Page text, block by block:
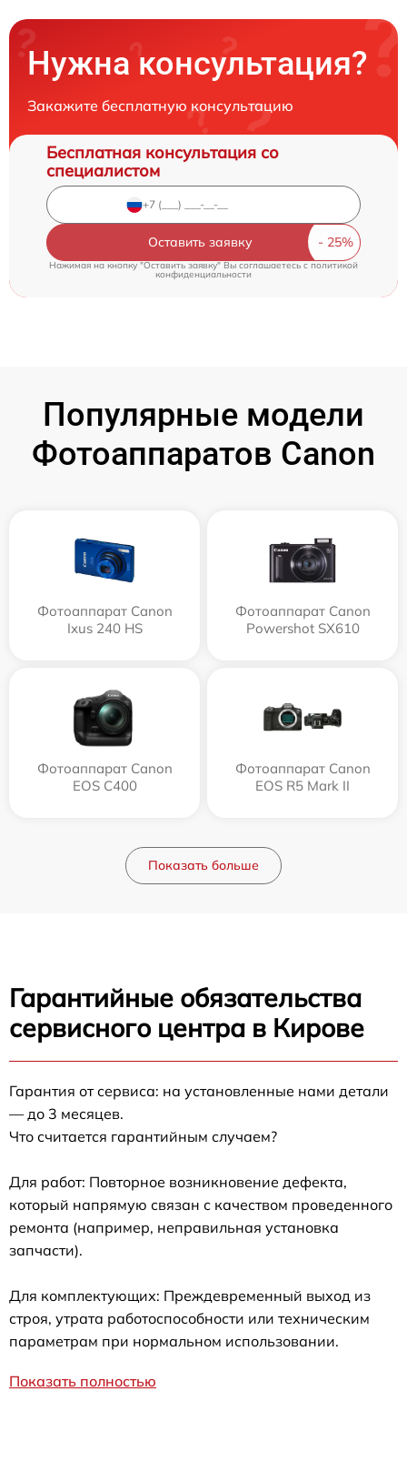
Нужна консультация?
Закажите бесплатную консультацию
Бесплатная консультация со
специалистом
Оставить заявку
Нажимая на кнопку "Оставить заявку" Вы соглашаетесь cполитикой
конфиденциальности
Популярные модели
Фотоаппаратов Canon
Фотоаппарат Canon
Ixus 240 HS
Фотоаппарат Canon
Powershot SX610
Фотоаппарат Canon
EOS C400
Фотоаппарат Canon
EOS R5 Mark II
Показать больше
Гарантийные обязательства
сервисного центра в Кирове
Гарантия от сервиса: на установленные нами детали
— до 3 месяцев.
Что считается гарантийным случаем?
Для работ: Повторное возникновение дефекта,
который напрямую связан с качеством проведенного
ремонта (например, неправильная установка
запчасти).
Для комплектующих: Преждевременный выход из
строя, утрата работоспособности или техническим
параметрам при нормальном использовании.
Показать полностью